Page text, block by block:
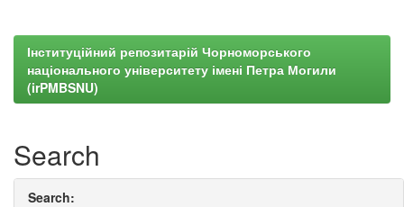
Інституційний репозитарій Чорноморського
національного університету імені Петра Могили
(irPMBSNU)
Search
Search: